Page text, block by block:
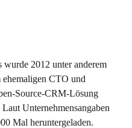
2012 unter anderem
CTO und
Source-CRM-Lösung
Unternehmensangaben
Mal heruntergeladen.